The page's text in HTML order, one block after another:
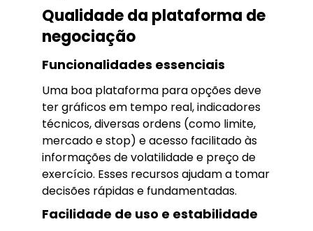
Qualidade da plataforma de
negociação
Funcionalidades essenciais
Uma boa plataforma para opções deve
ter gráficos em tempo real, indicadores
técnicos, diversas ordens (como limite,
mercado e stop) e acesso facilitado às
informações de volatilidade e preço de
exercício. Esses recursos ajudam a tomar
decisões rápidas e fundamentadas.
Facilidade de uso e estabilidade